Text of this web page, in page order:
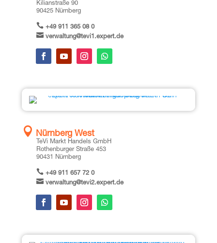
Kili­an­stra­ße 90
90425 Nürn­berg
 +49 911 365 08 0
 verwaltung@tevi1.expert.de
 Nürn­berg West
TeVi Markt Han­dels GmbH
Rothen­bur­ger Stra­ße 453
90431 Nürn­berg
 +49 911 657 72 0
 verwaltung@tevi2.expert.de